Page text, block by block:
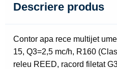
(Clasa
Descriere produs
Contor apa rece multijet
15, Q3=2,5 mc/h, R160
releu REED, racord filetat